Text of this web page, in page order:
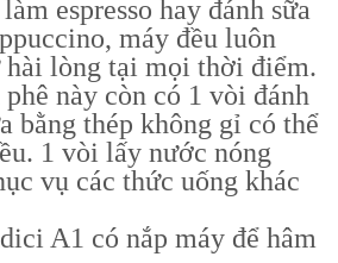
espresso hay đánh sữa
máy đều luôn
hài lòng tại mọi thời điểm.
này còn có 1 vòi đánh
bằng thép không gỉ có thể
1 vòi lấy nước nóng
vụ các thức uống khác
A1 có nắp máy để hâm